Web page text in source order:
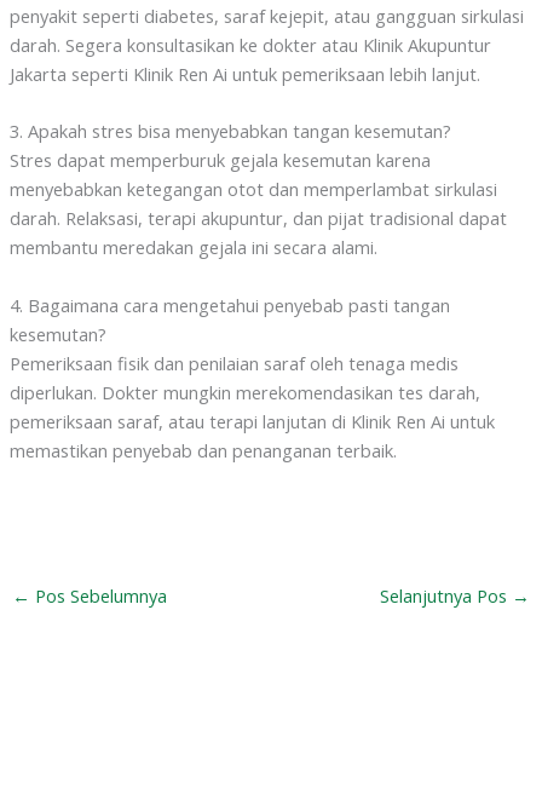
penyakit seperti diabetes, saraf kejepit, atau gangguan sirkulasi
darah. Segera konsultasikan ke dokter atau Klinik Akupuntur
Jakarta seperti Klinik Ren Ai untuk pemeriksaan lebih lanjut.
3. Apakah stres bisa menyebabkan tangan kesemutan?
Stres dapat memperburuk gejala kesemutan karena
menyebabkan ketegangan otot dan memperlambat sirkulasi
darah. Relaksasi, terapi akupuntur, dan pijat tradisional dapat
membantu meredakan gejala ini secara alami.
4. Bagaimana cara mengetahui penyebab pasti tangan
kesemutan?
Pemeriksaan fisik dan penilaian saraf oleh tenaga medis
diperlukan. Dokter mungkin merekomendasikan tes darah,
pemeriksaan saraf, atau terapi lanjutan di Klinik Ren Ai untuk
memastikan penyebab dan penanganan terbaik.
← Pos Sebelumnya Selanjutnya Pos →